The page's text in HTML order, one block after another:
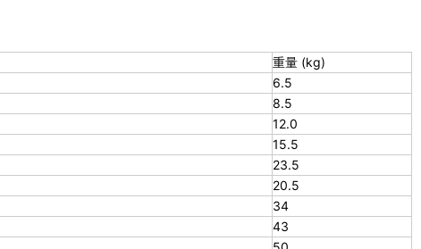
重量 (kg)
6.5
8.5
12.0
15.5
23.5
20.5
34
43